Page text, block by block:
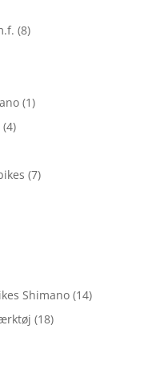
(8)
(1)
(4)
(7)
Shimano (14)
(18)